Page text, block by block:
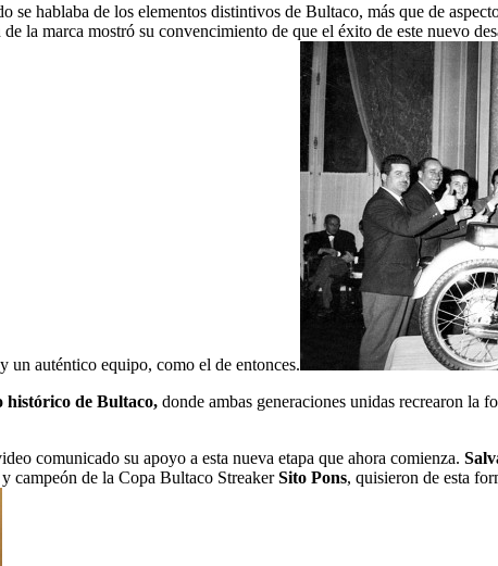
hablaba de los elementos distintivos de Bultaco, más que de
la marca mostró su convencimiento de que el éxito de este nuevo
un auténtico equipo, como el de entonces.
histórico de Bultaco, donde ambas generaciones unidas recrearon la
comunicado su apoyo a esta nueva etapa que ahora comienza.
campeón de la Copa Bultaco StreakerSito Pons, quisieron de esta